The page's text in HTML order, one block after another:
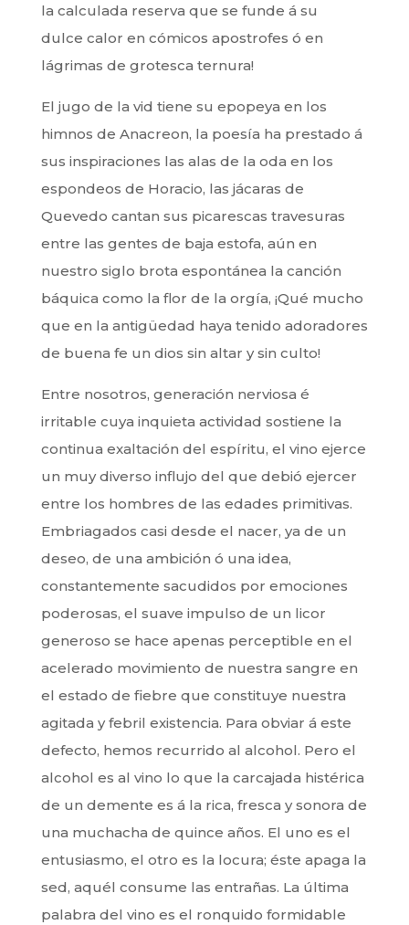
la calculada reserva que se funde á su
dulce calor en cómicos apostrofes ó en
lágrimas de grotesca ternura!
El jugo de la vid tiene su epopeya en los
himnos de Anacreon, la poesía ha prestado á
sus inspiraciones las alas de la oda en los
espondeos de Horacio, las jácaras de
Quevedo cantan sus picarescas travesuras
entre las gentes de baja estofa, aún en
nuestro siglo brota espontánea la canción
báquica como la flor de la orgía, ¡Qué mucho
que en la antigüedad haya tenido adoradores
de buena fe un dios sin altar y sin culto!
Entre nosotros, generación nerviosa é
irritable cuya inquieta actividad sostiene la
continua exaltación del espíritu, el vino ejerce
un muy diverso influjo del que debió ejercer
entre los hombres de las edades primitivas.
Embriagados casi desde el nacer, ya de un
deseo, de una ambición ó una idea,
constantemente sacudidos por emociones
poderosas, el suave impulso de un licor
generoso se hace apenas perceptible en el
acelerado movimiento de nuestra sangre en
el estado de fiebre que constituye nuestra
agitada y febril existencia. Para obviar á este
defecto, hemos recurrido al alcohol. Pero el
alcohol es al vino lo que la carcajada histérica
de un demente es á la rica, fresca y sonora de
una muchacha de quince años. El uno es el
entusiasmo, el otro es la locura; éste apaga la
sed, aquél consume las entrañas. La última
palabra del vino es el ronquido formidable